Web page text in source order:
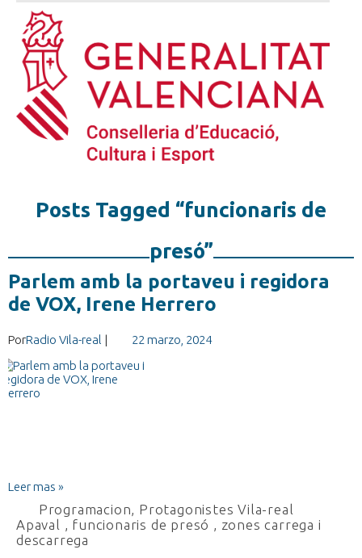
Posts Tagged “funcionaris de
presó”
Parlem amb la portaveu i regidora
de VOX, Irene Herrero
PorRadio Vila-real | 22 marzo, 2024
Leer mas »
Programacion, Protagonistes Vila-real
Apaval , funcionaris de presó , zones carrega i
descarrega